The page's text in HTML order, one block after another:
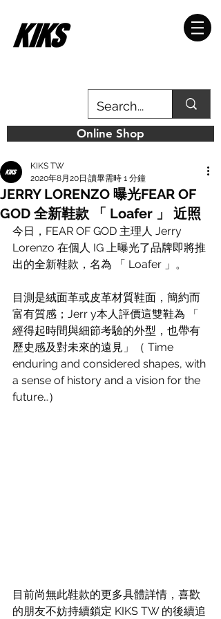
Online Shop
JERRY LORENZO 曝光FEAR OF
GOD 全新鞋款 「 Loafer 」 近照
KIKS TW
2020年8月20日 讀畢需時 1 分鐘
今日，FEAR OF GOD 主理人 Jerry
Lorenzo 在個人 IG 上曝光了品牌即將推
出的全新鞋款，名為 「 Loafer 」。
目測是絨面革或皮革材質鞋面，簡約而
富有質感；Jerr y本人評價這雙鞋為 「
經得起時間與細節考驗的外型，也帶有
歷史感及對未來的遠見」（ Time
enduring and considered shapes, with
a sense of history and a vision for the
future…）
目前尚無此鞋款的更多具體詳情，喜歡
的朋友不妨持續鎖定 KIKS TW 的後續追